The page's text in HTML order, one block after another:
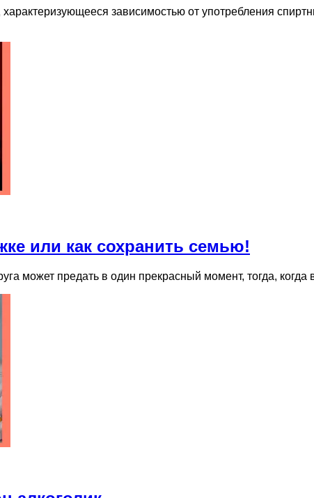
зависимостью от употребления
или как сохранить семью!
может предать в один прекрасный момент, тогда,